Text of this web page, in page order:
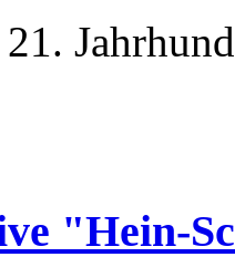
"Hein-